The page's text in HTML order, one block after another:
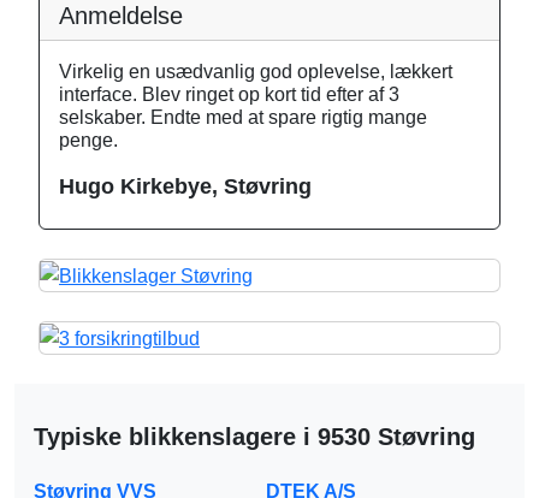
Anmeldelse
Virkelig en usædvanlig god oplevelse, lækkert
interface. Blev ringet op kort tid efter af 3
selskaber. Endte med at spare rigtig mange
penge.
Hugo Kirkebye, Støvring
Typiske blikkenslagere i 9530 Støvring
Støvring VVS
DTEK A/S